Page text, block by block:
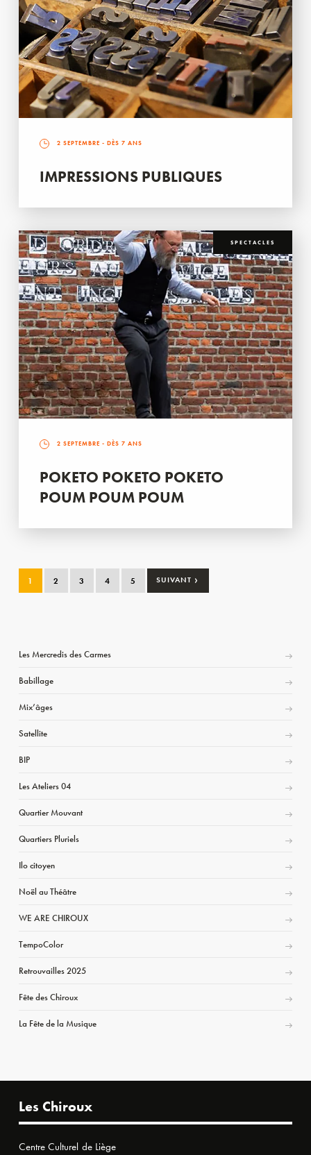
2 SEPTEMBRE - DÈS 7 ANS
IMPRESSIONS PUBLIQUES
SPECTACLES
2 SEPTEMBRE - DÈS 7 ANS
POKETO POKETO POKETO
POUM POUM POUM
1 2 3 4 5 SUIVANT ›
Les Mercredis des Carmes
Babillage
Mix’âges
Satellite
BIP
Les Ateliers 04
Quartier Mouvant
Quartiers Pluriels
Ilo citoyen
Noël au Théâtre
WE ARE CHIROUX
TempoColor
Retrouvailles 2025
Fête des Chiroux
La Fête de la Musique
Les Chiroux
Centre Culturel de Liège